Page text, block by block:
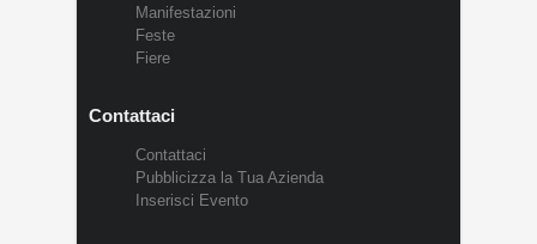
Manifestazioni
Feste
Fiere
Contattaci
Contattaci
Pubblicizza la Tua Azienda
Inserisci Evento